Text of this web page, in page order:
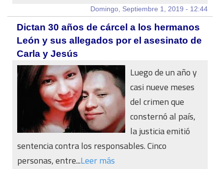
Domingo, Septiembre 1, 2019 - 12:44
Dictan 30 años de cárcel a los hermanos
León y sus allegados por el asesinato de
Carla y Jesús
Luego de un año y
casi nueve meses
del crimen que
consternó al país,
la justicia emitió
sentencia contra los responsables. Cinco
personas, entre...Leer más